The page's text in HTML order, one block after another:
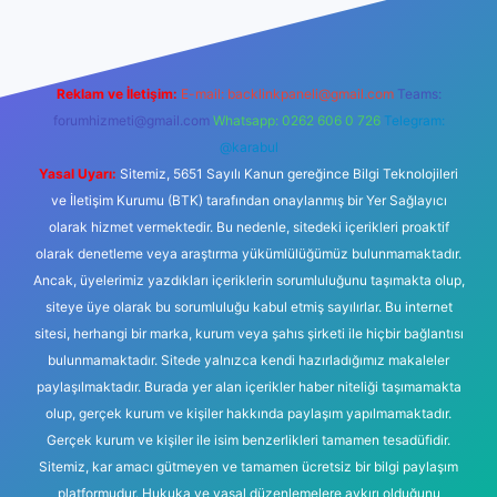
Reklam ve İletişim: E-mail: backlinkpaneli@gmail.com Teams:
forumhizmeti@gmail.com Whatsapp: 0262 606 0 726 Telegram:
@karabul
Yasal Uyarı: Sitemiz, 5651 Sayılı Kanun gereğince Bilgi Teknolojileri
ve İletişim Kurumu (BTK) tarafından onaylanmış bir Yer Sağlayıcı
olarak hizmet vermektedir. Bu nedenle, sitedeki içerikleri proaktif
olarak denetleme veya araştırma yükümlülüğümüz bulunmamaktadır.
Ancak, üyelerimiz yazdıkları içeriklerin sorumluluğunu taşımakta olup,
siteye üye olarak bu sorumluluğu kabul etmiş sayılırlar. Bu internet
sitesi, herhangi bir marka, kurum veya şahıs şirketi ile hiçbir bağlantısı
bulunmamaktadır. Sitede yalnızca kendi hazırladığımız makaleler
paylaşılmaktadır. Burada yer alan içerikler haber niteliği taşımamakta
olup, gerçek kurum ve kişiler hakkında paylaşım yapılmamaktadır.
Gerçek kurum ve kişiler ile isim benzerlikleri tamamen tesadüfidir.
Sitemiz, kar amacı gütmeyen ve tamamen ücretsiz bir bilgi paylaşım
platformudur. Hukuka ve yasal düzenlemelere aykırı olduğunu